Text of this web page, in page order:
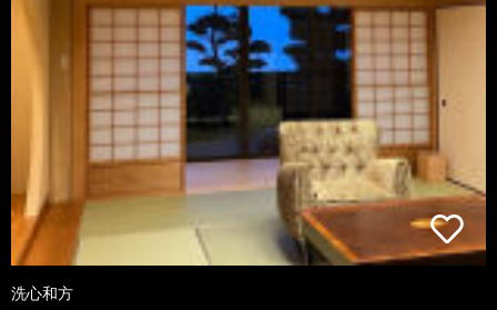
洗心和方